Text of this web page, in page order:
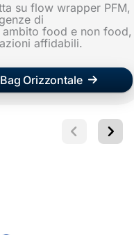
su flow wrapper PFM,
di
food e non food,
affidabili.
Orizzontale